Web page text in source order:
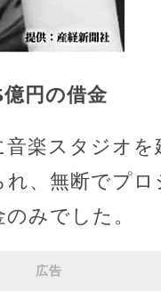
円の借金
楽スタジオ
、無断でプ
みでした。
広告